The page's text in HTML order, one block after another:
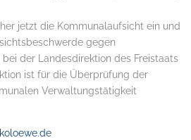
jetzt die Kommunalaufsicht ein und
gegen
der Landesdirektion des Freistaats
ist für die Überprüfung der
Verwaltungstätigkeit